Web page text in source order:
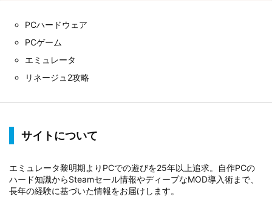
PCハードウェア
PCゲーム
エミュレータ
リネージュ2攻略
サイトについて
エミュレータ黎明期よりPCでの遊びを25年以上追求。自作PCの
ハード知識からSteamセール情報やディープなMOD導入術まで、
長年の経験に基づいた情報をお届けします。